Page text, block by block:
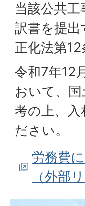
当該公共
訳書を提
正化法第12
令和7年12
おいて、
考の上、
ださい。
労務費
（外部